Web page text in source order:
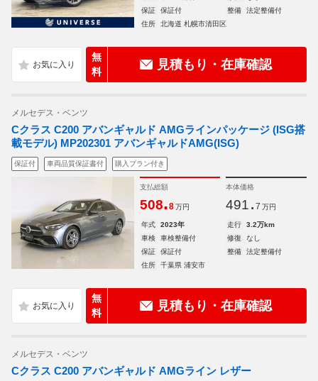
保証
保証付 整備
法定整備付
住所
北海道 札幌市清田区
無
料
見積もり・在庫確認
メルセデス・ベンツ
Cクラス C200 アバンギャルド AMGラインパッケージ (ISG搭
載モデル) MP202301 アバンギャルドAMG(ISG)
保証付 車両品質保証書付 購入プラン付き
支払総額
508.8 万円
本体価格
491. 7 万円
年式 2023年 走行
3.2万km
車検
車検整備付 修復
なし
保証
保証付 整備
法定整備付
住所
千葉県 浦安市
無
料
見積もり・在庫確認
メルセデス・ベンツ
Cクラス C200 アバンギャルド AMGライン レザー